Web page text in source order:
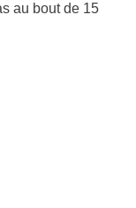
au bout de 15